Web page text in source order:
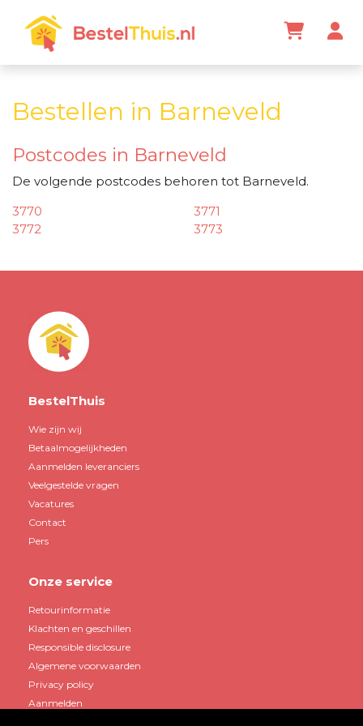
Bestellen in Barneveld
Postcodes in Barneveld
De volgende postcodes behoren tot Barneveld.
3770
3771
3772
3773
BestelThuis
Wie zijn wij
Betaalmogelijkheden
Aanmelden leveranciers
Veelgestelde vragen
Vacatures
Contact
Pers
Onze service
Retourinformatie
Klachten en geschillen
Responsible disclosure
Algemene voorwaarden
Privacy policy
Aanmelden